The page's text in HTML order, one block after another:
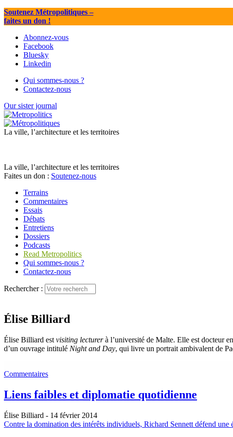
Soutenez Métropolitiques–
faites un don !
Abonnez-vous
Facebook
Bluesky
Linkedin
Qui sommes-nous ?
Contactez-nous
Our sister journal
La ville, l’architecture et les territoires
La ville, l’architecture et les territoires
Faites un don : Soutenez-nous
Terrains
Commentaires
Essais
Débats
Entretiens
Dossiers
Podcasts
Read Metropolitics
Qui sommes-nous ?
Contactez-nous
Rechercher :
Élise Billiard
Élise Billiard est visiting lecturerà l’université de Malte. Elle est docteur
d’un ouvrage intitulé Night and Day, qui livre un portrait ambivalent de
Commentaires
Liens faibles et diplomatie quotidienne
Élise Billiard - 14 février 2014
Contre la domination des intérêts individuels, Richard Sennett défend une